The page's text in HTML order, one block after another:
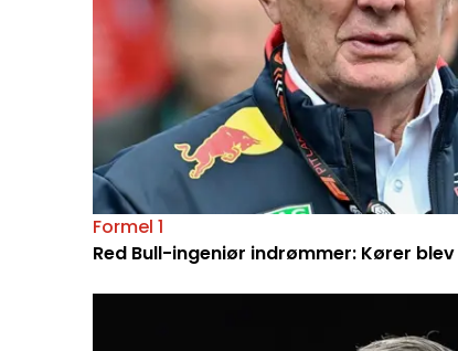
Formel 1
Red Bull-ingeniør indrømmer: Kører